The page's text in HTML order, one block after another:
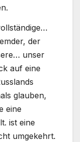
der
unser
auf eine
glauben,
eine
ist eine
umgekehrt.